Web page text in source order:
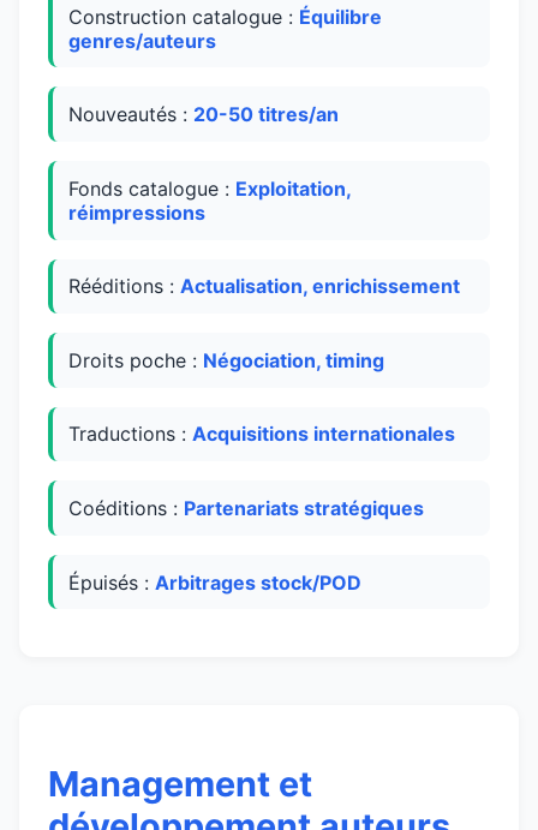
Construction catalogue : Équilibre
genres/auteurs
Nouveautés : 20-50 titres/an
Fonds catalogue : Exploitation,
réimpressions
Rééditions : Actualisation, enrichissement
Droits poche : Négociation, timing
Traductions : Acquisitions internationales
Coéditions : Partenariats stratégiques
Épuisés : Arbitrages stock/POD
Management et